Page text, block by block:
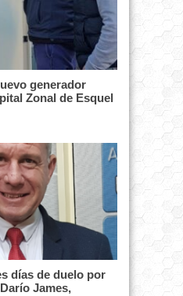
generador
Zonal de Esquel
días de duelo por
James,